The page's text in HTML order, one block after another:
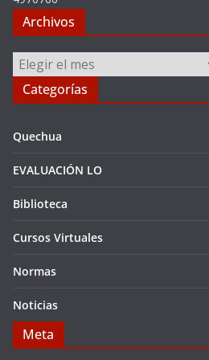
Archivos
Archivos
Categorías
Quechua
EVALUACIÓN LO
Biblioteca
Cursos Virtuales
Normas
Noticias
Meta